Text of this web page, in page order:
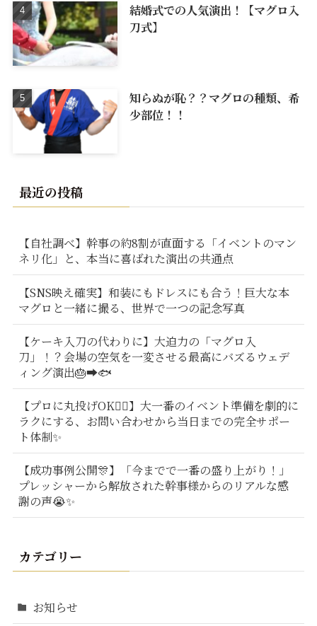
結婚式での人気演出！【マグロ入
刀式】
知らぬが恥？？マグロの種類、希
少部位！！
最近の投稿
【自社調べ】幹事の約8割が直面する「イベントのマン
ネリ化」と、本当に喜ばれた演出の共通点
【SNS映え確実】和装にもドレスにも合う！巨大な本
マグロと一緒に撮る、世界で一つの記念写真
【ケーキ入刀の代わりに】大迫力の「マグロ入
刀」！？会場の空気を一変させる最高にバズるウェデ
ィング演出🎂➡️🐟
【プロに丸投げOK🙆‍♂️】大一番のイベント準備を劇的に
ラクにする、お問い合わせから当日までの完全サポー
ト体制✨
【成功事例公開🎊】「今までで一番の盛り上がり！」
プレッシャーから解放された幹事様からのリアルな感
謝の声😭✨
カテゴリー
お知らせ